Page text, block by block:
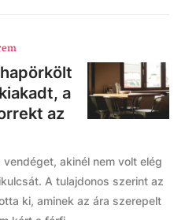
a
az
akinél nem volt elég
A tulajdonos szerint az
ki, aminek az ára szerepelt